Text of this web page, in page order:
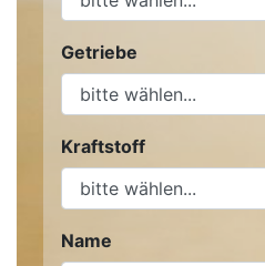
Getriebe
Kraftstoff
Name